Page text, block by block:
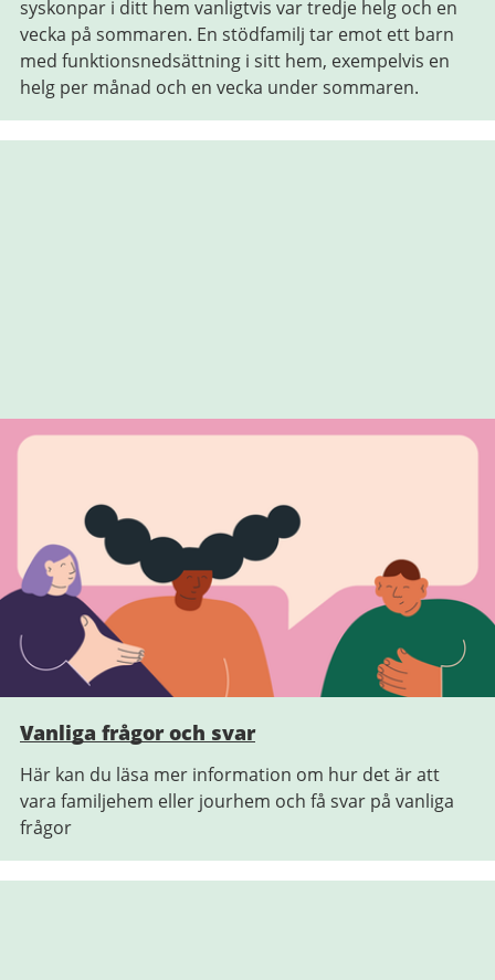
syskonpar i ditt hem vanligtvis var tredje helg och en
vecka på sommaren. En stödfamilj tar emot ett barn
med funktionsnedsättning i sitt hem, exempelvis en
helg per månad och en vecka under sommaren.
Vanliga frågor och svar
Här kan du läsa mer information om hur det är att
vara familjehem eller jourhem och få svar på vanliga
frågor